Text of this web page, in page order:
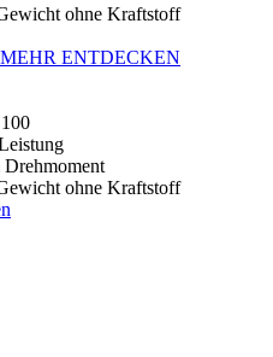
ohne Kraftstoff
MEHR ENTDECKEN
Drehmoment
ohne Kraftstoff